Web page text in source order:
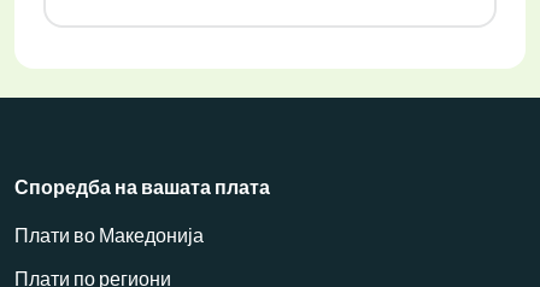
Споредба на вашата плата
Плати во Македонија
Плати по региони